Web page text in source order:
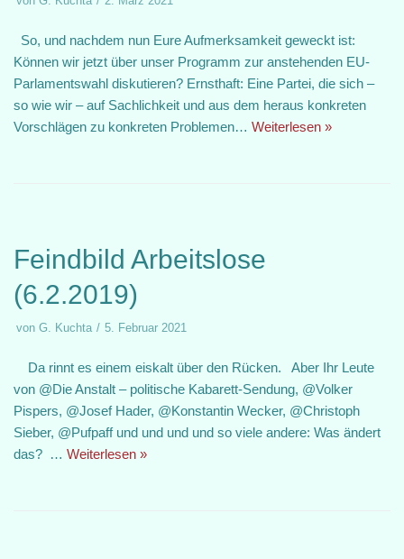
So, und nachdem nun Eure Aufmerksamkeit geweckt ist:
Können wir jetzt über unser Programm zur anstehenden EU-
Parlamentswahl diskutieren? Ernsthaft: Eine Partei, die sich –
so wie wir – auf Sachlichkeit und aus dem heraus konkreten
Vorschlägen zu konkreten Problemen… Weiterlesen »
Feindbild Arbeitslose
(6.2.2019)
von G. Kuchta 5. Februar 2021
Da rinnt es einem eiskalt über den Rücken. Aber Ihr Leute
von @Die Anstalt – politische Kabarett-Sendung, @Volker
Pispers, @Josef Hader, @Konstantin Wecker, @Christoph
Sieber, @Pufpaff und und und und so viele andere: Was ändert
das? … Weiterlesen »